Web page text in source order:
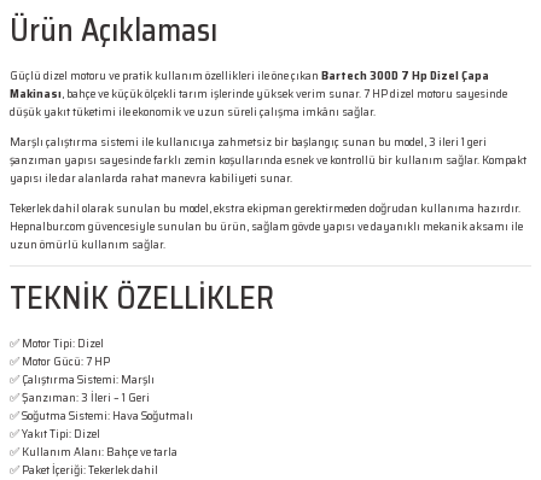
Ürün Açıklaması
Güçlü dizel motoru ve pratik kullanım özellikleri ile öne çıkanBartech 300D 7 Hp Dizel Çapa
Makinası, bahçe ve küçük ölçekli tarım işlerinde yüksek verim sunar. 7 HP dizel motoru sayesinde
düşük yakıt tüketimi ile ekonomik ve uzun süreli çalışma imkânı sağlar.
Marşlı çalıştırma sistemi ile kullanıcıya zahmetsiz bir başlangıç sunan bu model, 3 ileri 1 geri
şanzıman yapısı sayesinde farklı zemin koşullarında esnek ve kontrollü bir kullanım sağlar. Kompakt
yapısı ile dar alanlarda rahat manevra kabiliyeti sunar.
Tekerlek dahil olarak sunulan bu model, ekstra ekipman gerektirmeden doğrudan kullanıma hazırdır.
Hepnalbur.com güvencesiyle sunulan bu ürün, sağlam gövde yapısı ve dayanıklı mekanik aksamı ile
uzun ömürlü kullanım sağlar.
TEKNİK ÖZELLİKLER
✅ Motor Tipi: Dizel
✅ Motor Gücü: 7 HP
✅ Çalıştırma Sistemi: Marşlı
✅ Şanzıman: 3 İleri – 1 Geri
✅ Soğutma Sistemi: Hava Soğutmalı
✅ Yakıt Tipi: Dizel
✅ Kullanım Alanı: Bahçe ve tarla
✅ Paket İçeriği: Tekerlek dahil